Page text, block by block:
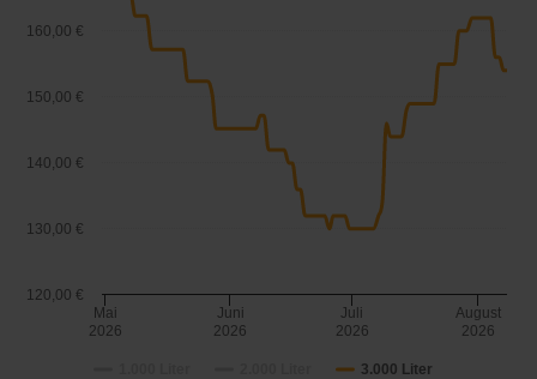
3.000 Liter
Mai
2026
Juni
2026
Juli
2026
August
2026
120,00 €
130,00 €
140,00 €
150,00 €
160,00 €